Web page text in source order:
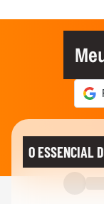
O ESSENCIAL